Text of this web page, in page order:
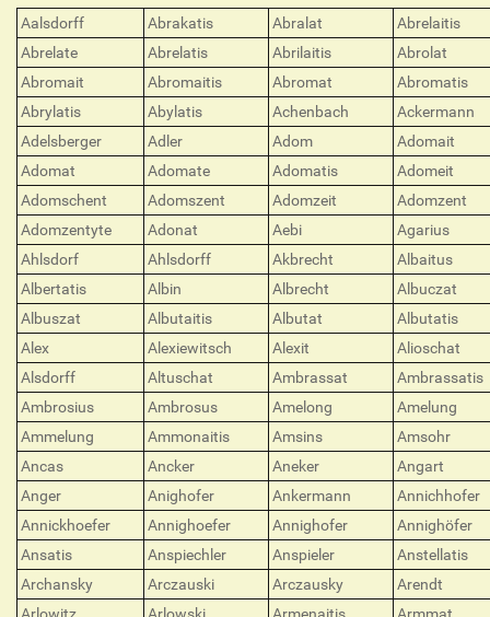
Aalsdorff Abrakatis Abralat
Abrelaitis
Abrelate
Abrelatis Abrilaitis
Abrolat
Abromait
Abromaitis Abromat
Abromatis
Abrylatis
Abylatis Achenbach
Ackermann
Adelsberger
Adler Adom
Adomait
Adomat
Adomate Adomatis
Adomeit
Adomschent
Adomszent Adomzeit
Adomzent
Adomzentyte
Adonat Aebi
Agarius
Ahlsdorf
Ahlsdorff Akbrecht
Albaitus
Albertatis
Albin Albrecht
Albuczat
Albuszat
Albutaitis Albutat
Albutatis
Alex
Alexiewitsch Alexit
Alioschat
Alsdorff
Altuschat Ambrassat
Ambrassatis
Ambrosius
Ambrosus Amelong
Amelung
Ammelung
Ammonaitis Amsins
Amsohr
Ancas
Ancker Aneker
Angart
Anger
Anighofer Ankermann
Annichhofer
Annickhoefer
Annighoefer Annighofer
Annighöfer
Ansatis
Anspiechler Anspieler
Anstellatis
Archansky
Arczauski Arczausky
Arendt